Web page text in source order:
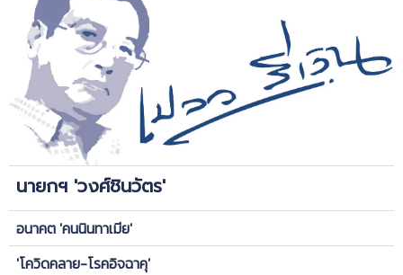
นายกฯ 'วงศ์ชินวัตร'
อนาคต 'คนนินทาเมีย'
'โควิดคลาย-โรคอิจฉาคุ'